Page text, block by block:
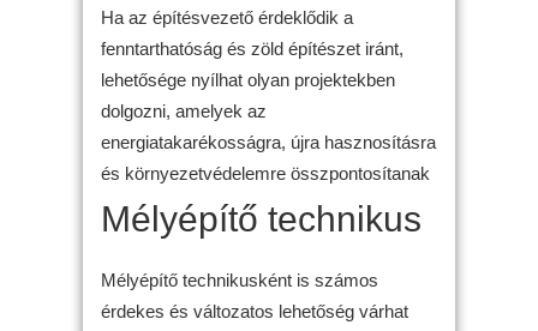
Ha az építésvezető érdeklődik a
fenntarthatóság és zöld építészet iránt,
lehetősége nyílhat olyan projektekben
dolgozni, amelyek az
energiatakarékosságra, újra hasznosításra
és környezetvédelemre összpontosítanak
Mélyépítő technikus
Mélyépítő technikusként is számos
érdekes és változatos lehetőség várhat